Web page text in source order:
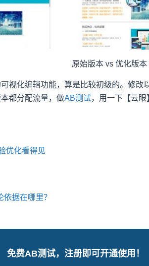
原始版本 vs 优化版本
视化编辑功能，算是比较初级的。修改
都分配流量，做AB测试，用一下【云眼
优化看得见
据在哪里？
免费AB测试，注册即可开通使用！